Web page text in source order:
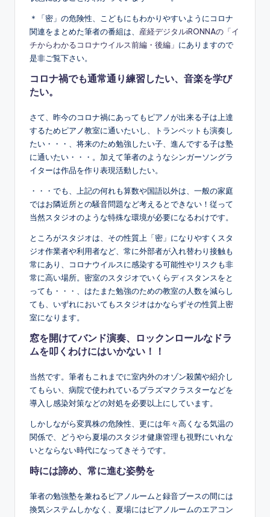
＊「密」の危険性、こどもにもわかりやすいようにコロナ
関連をまとめた筆者の番組は、 産経デジタルiRONNAの「イ
チからわかるコロナウイルス前編・後編」 にありますので
是非ご覧下さい。
コロナ禍でも通常通り練習したい、音楽を学び
たい。
さて、昨今のコロナ禍にあってもピアノが出来る子は上達
するためピアノ教室に通いたいし、トランペットも演奏し
たい・・・、将来のため勉強したい子、進んでする子は塾
に通いたい・・・。加えて筆者のようなシンガーソングラ
イターは作品を作り表現活動したい。
・・・でも、上記の何れも算数や国語以外は、一般の家庭
ではお隣近所との騒音問題など考えるとできない！従って
当然スタジオのような特殊な環境が必要になるわけです。
ところがスタジオは、その性質上「密」になりやすくスタ
ジオ作業者や利用者など、常に外部者が入れ替わり接触も
常にあり、コロナウイルスに感染する可能性やリスクも非
常に高い場所。密室のスタジオでいくらディスタンスをと
っても・・・、はたまた勉強のための教室の人数を減らし
ても、いずれにおいてもスタジオはかならずその性質上密
室になります。
窓を開けてバンド演奏、ロックンロールなドラ
ムを叩くわけにはいかない！！
当然です。筆者もこれまでに室内外のオゾン殺菌や紹介し
てもらい、病院で使われているプラズマクラスターなどを
導入し感染対策などの対処を必要以上にしています。
しかしながら変異株の危険性、更には年々高くなる気温の
関係で、どうやら夏場のスタジオ健康管理も視野にいれな
いとならない時代になってきそうです。
時には諦め、常に進む姿勢を
筆者の勉強塾を兼ねるピアノルームと録音ブースの間には
換気システムしかなく、夏場にはピアノルームのエアコン